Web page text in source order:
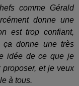
comme Gérald
donne une
est trop confiant,
donne une très
idée de ce que je
et je veux
à tous.